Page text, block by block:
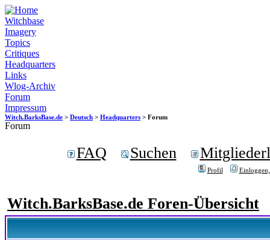
Witchbase
Imagery
Topics
Critiques
Headquarters
Links
Wlog-Archiv
Forum
Impressum
Witch.BarksBase.de > Deutsch > Headquarters > Forum
Forum
FAQ Suchen
Profil
Witch.BarksBase.de Foren-Übersicht